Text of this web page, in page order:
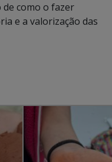
como o fazer
e a valorização das